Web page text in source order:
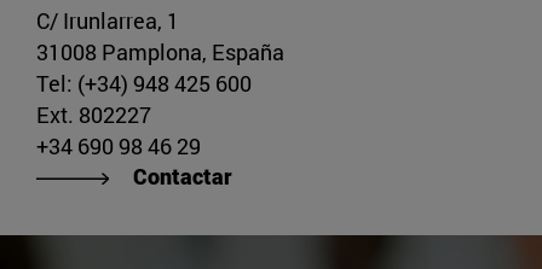
C/ Irunlarrea, 1
31008 Pamplona, España
Tel: (+34) 948 425 600
Ext. 802227
+34 690 98 46 29
Contactar